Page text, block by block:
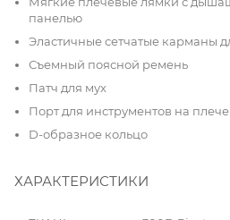
панелью
Эластичные сетчатые карманы
Съемный поясной ремень
Патч для мух
Порт для инструментов на
D-образное кольцо
ХАРАКТЕРИСТИКИ